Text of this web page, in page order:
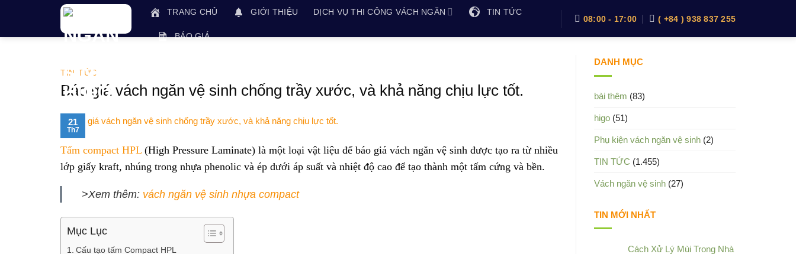
TRANG CHỦ GIỚI THIỆU DỊCH VỤ THI CÔNG VÁCH NGĂN TIN TỨC
BÁO GIÁ
08:00 - 17:00 ( +84 ) 938 837 255
TIN TỨC
Báo giá vách ngăn vệ sinh chống trầy xước, và khả năng chịu lực tốt.
21
Th7
Tấm compact HPL (High Pressure Laminate) là một loại vật liệu để báo giá vách ngăn vệ sinh được tạo ra từ nhiều
lớp giấy kraft, nhúng trong nhựa phenolic và ép dưới áp suất và nhiệt độ cao để tạo thành một tấm cứng và bền.
>Xem thêm: vách ngăn vệ sinh nhựa compact
Mục Lục
Cấu tạo tấm Compact HPL
DANH MỤC
bài thêm (83)
higo (51)
Phụ kiện vách ngăn vệ sinh (2)
TIN TỨC (1.455)
Vách ngăn vệ sinh (27)
TIN MỚI NHẤT
Cách Xử Lý Mùi Trong Nhà